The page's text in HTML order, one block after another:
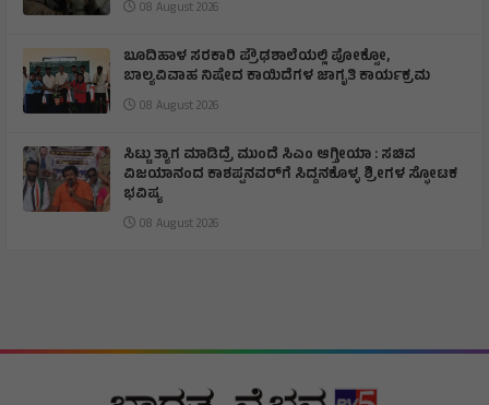
08 August 2026
ಬೂದಿಹಾಳ ಸರಕಾರಿ ಪ್ರೌಢಶಾಲೆಯಲ್ಲಿ ಪೋಕ್ಸೋ,
ಬಾಲ್ಯವಿವಾಹ ನಿಷೇದ ಕಾಯಿದೆಗಳ ಜಾಗೃತಿ ಕಾರ್ಯಕ್ರಮ
08 August 2026
ಸಿಟ್ಟು ತ್ಯಾಗ ಮಾಡಿದ್ರೆ ಮುಂದೆ ಸಿಎಂ ಆಗ್ತೀಯಾ : ಸಚಿವ
ವಿಜಯಾನಂದ ಕಾಶಪ್ಪನವರ್‌ಗೆ ಸಿದ್ದನಕೊಳ್ಳ ಶ್ರೀಗಳ ಸ್ಫೋಟಕ
ಭವಿಷ್ಯ
08 August 2026